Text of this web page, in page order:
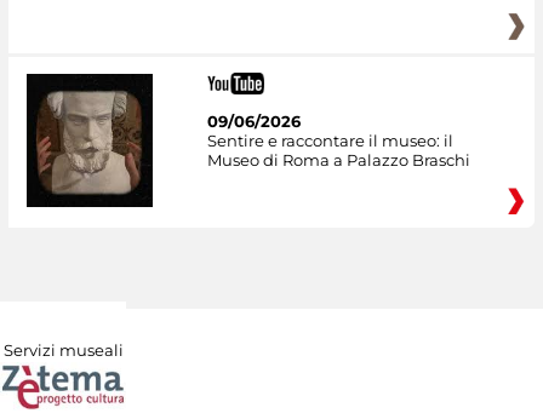
09/06/2026
Sentire e raccontare il museo: il
Museo di Roma a Palazzo Braschi
Servizi museali